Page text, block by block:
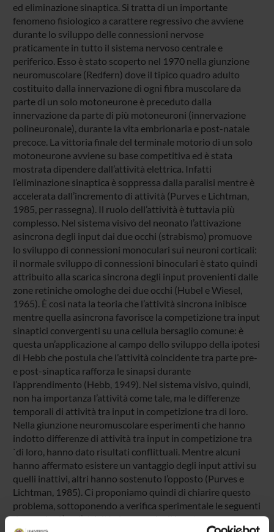
ed eliminazione sinaptica. Si tratta di un importante
fenomeno fisiologico a carattere regressivo che avviene
durante lo sviluppo delle connessioni nervose
praticamente in tutto il sistema nervoso centrale e
periferico. Esso è stato scoperto nel 1970 nella giunzione
neuromuscolare (Redfern) dove il tipico quadro adulto
costituito dalla innervazione di ogni fibra muscolare da
parte di un solo motoneurone è preceduto dalla
innervazione da parte di più motoneuroni (innervazione
polineuronale), durante la vita embrionaria e post-natale
precoce. La vittoria finale del terminale motorio di un solo
motoneurone avviene su base competitiva ed è stata
mostrata dipendere dall’attività elettrica. Infatti
l’eliminazione sinaptica è soppressa dalla paralisi mentre è
accelerata dall’incremento di attività (Purves e Lichtman,
1985, per rassegna). Il ruolo dell’attività è tuttavia più
complesso. Nel sistema visivo del neonato l’attivazione
asincrona degli input dai due occhi (strabismo) promuove
lo sviluppo di connessioni monoculari sui neuroni corticali:
il normale sviluppo di connessioni binoculari è stato quindi
attribuito alla scarica sincrona degli input provenienti dalle
zone retiniche omologhe dei due occhi (Hubel e Wiesel,
1965). È cosi nata la teoria che l’attività sincrona inibisce
mentre quella asincrona favorisce la competizione tra input
sinaptici convergenti su una cellula bersaglio comune: è
questa un’applicazione al campo dello sviluppo della ipotesi
di Hebb che postula che l’attività coincidente tra parte pre-
e post-sinaptica rafforza le sinapsi durante
l’apprendimento (Hebb, 1949). Nel sistema visivo, quindi,
non ha importanza l’attività come tale, ma le differenze
temporali di attività tra input in competizione tra di loro.
Nella giunzione neuromuscolare esperimenti che hanno
indotto differenze di attività tra input in competizione tra
`di loro, hanno dato risultati conflittuali. Mentre alcuni
hanno affermato esistere un vantaggio degli input attivi su
quelli inattivi, altri hanno sostenuto l’opposto (Purves e
Lichtman, 1985). Ci proponiamo quindi di chiarire questo
problema, sottoponendo a verifica sperimentale le seguenti
domande: 1) se l’attività sincrona degli input neuromu